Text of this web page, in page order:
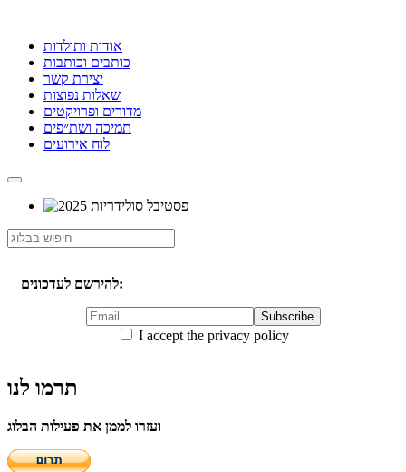
אודות ותולדות
כותבים וכותבות
יצירת קשר
שאלות נפוצות
מדורים ופרויקטים
תמיכה ושת״פים
לוח אירועים
להירשם לעדכונים:
I accept the privacy policy
תרמו לנו
ועזרו לממן את פעילות הבלוג